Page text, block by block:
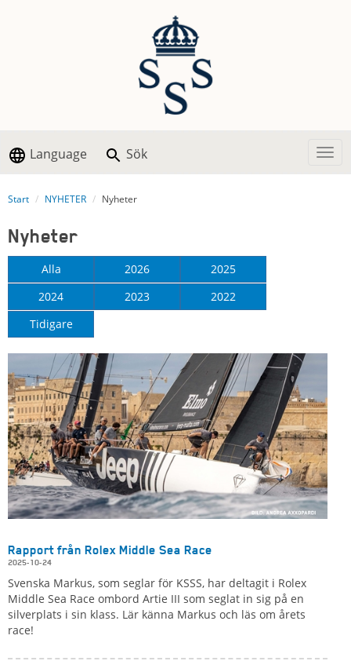
Language Sök
Start NYHETER Nyheter
Nyheter
Alla 2026
2025
2024
2023
2022
Tidigare
Rapport från Rolex Middle Sea Race
2025-10-24
Svenska Markus, som seglar för KSSS, har deltagit i Rolex
Middle Sea Race ombord Artie III som seglat in sig på en
silverplats i sin klass. Lär känna Markus och läs om årets
race!